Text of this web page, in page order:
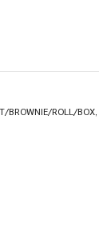
ROLL/BOX,